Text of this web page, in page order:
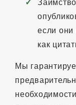
если
как
Мы